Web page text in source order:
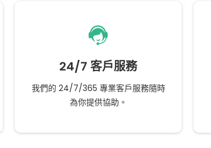
24/7 客戶服務
我們的 24/7/365 專業客戶服務隨時
為你提供協助。